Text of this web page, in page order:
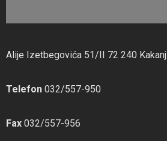
Alije Izetbegovića 51/II 72 240 Kakanj
Telefon 032/557-950
Fax 032/557-956